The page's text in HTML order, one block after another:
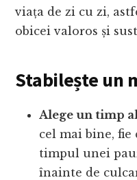
viața de zi cu zi,
obicei valoros și
Stabilește un
Alege un timp
cel mai bine, fie
timpul unei
înainte de